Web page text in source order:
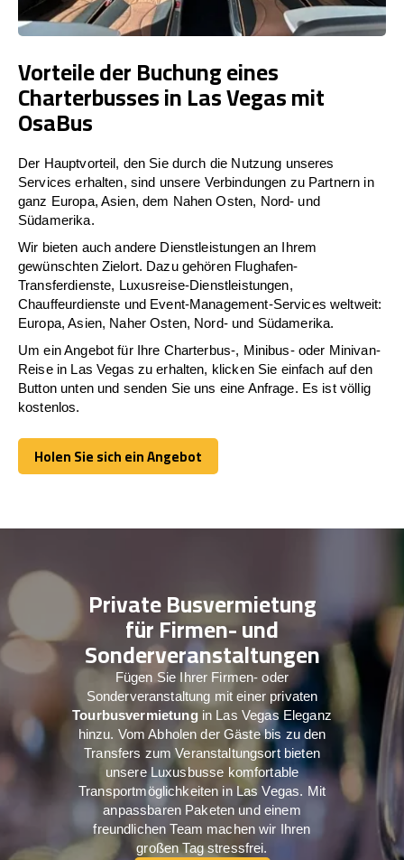
Vorteile der Buchung eines
Charterbusses in Las Vegas mit
OsaBus
Der Hauptvorteil, den Sie durch die Nutzung unseres
Services erhalten, sind unsere Verbindungen zu Partnern in
ganz Europa, Asien, dem Nahen Osten, Nord- und
Südamerika.
Wir bieten auch andere Dienstleistungen an Ihrem
gewünschten Zielort. Dazu gehören Flughafen-
Transferdienste, Luxusreise-Dienstleistungen,
Chauffeurdienste und Event-Management-Services weltweit:
Europa, Asien, Naher Osten, Nord- und Südamerika.
Um ein Angebot für Ihre Charterbus-, Minibus- oder Minivan-
Reise in Las Vegas zu erhalten, klicken Sie einfach auf den
Button unten und senden Sie uns eine Anfrage. Es ist völlig
kostenlos.
Holen Sie sich ein Angebot
Holen Sie sich ein Angebot
Private Busvermietung
für Firmen- und
Sonderveranstaltungen
Fügen Sie Ihrer Firmen- oder
Sonderveranstaltung mit einer privaten
Tourbusvermietungin Las Vegas Eleganz
hinzu. Vom Abholen der Gäste bis zu den
Transfers zum Veranstaltungsort bieten
unsere Luxusbusse komfortable
Transportmöglichkeiten in Las Vegas. Mit
anpassbaren Paketen und einem
freundlichen Team machen wir Ihren
großen Tag stressfrei.